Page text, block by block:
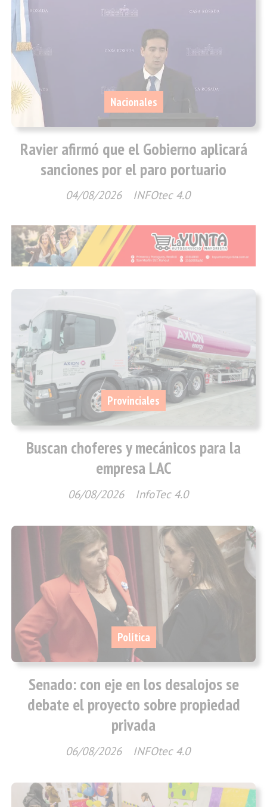
Ravier afirmó que el Gobierno aplicará
sanciones por el paro portuario
INFOtec 4.0
Nacionales
04/08/2026
Buscan choferes y mecánicos para la
empresa LAC
InfoTec 4.0
Provinciales
06/08/2026
Senado: con eje en los desalojos se
debate el proyecto sobre propiedad
privada
INFOtec 4.0
Política
06/08/2026